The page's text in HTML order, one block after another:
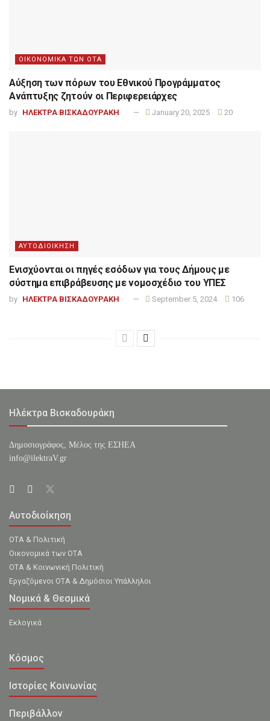
ΟΙΚΟΝΟΜΙΚΑ ΤΩΝ ΟΤΑ
Αύξηση των πόρων του Εθνικού Προγράμματος
Ανάπτυξης ζητούν οι Περιφερειάρχες
by ΗΛΕΚΤΡΑ ΒΙΣΚΑΔΟΥΡΑΚΗ January 20, 2025 20
ΑΥΤΟΔΙΟΙΚΗΣΗ
Ενισχύονται οι πηγές εσόδων για τους Δήμους με
σύστημα επιβράβευσης με νομοσχέδιο του ΥΠΕΣ
by ΗΛΕΚΤΡΑ ΒΙΣΚΑΔΟΥΡΑΚΗ September 5, 2024 106
Ηλέκτρα Βισκαδουράκη
Δημοσιογράφος, Μέλος της ΕΣHΕΑ
info@ilektraV.gr
Αυτοδιοίκηση
ΟΤΑ & Πολιτική
Οικονομικά των ΟΤΑ
ΟΤΑ & Κοινωνική Πολιτική
Εργαζόμενοι ΟΤΑ & Δημόσιοι Υπάλληλοι
Νομικά & Θεσμικά
Εκλογικά
Κόσμος
Ιστορίες Κοινωνίας
Περιβάλλον